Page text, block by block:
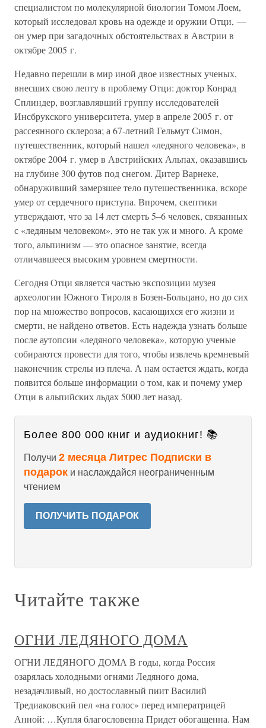
специалистом по молекулярной биологии Томом Лоем,
который исследовал кровь на одежде и оружии Отци, —
он умер при загадочных обстоятельствах в Австрии в
октябре 2005 г.
Недавно перешли в мир иной двое известных ученых,
внесших свою лепту в проблему Отци: доктор Конрад
Сплиндер, возглавлявший группу исследователей
Инсбрукского университета, умер в апреле 2005 г. от
рассеянного склероза; а 67-летний Гельмут Симон,
путешественник, который нашел «ледяного человека», в
октябре 2004 г. умер в Австрийских Альпах, оказавшись
на глубине 300 футов под снегом. Дитер Варнеке,
обнаруживший замерзшее тело путешественника, вскоре
умер от сердечного приступа. Впрочем, скептики
утверждают, что за 14 лет смерть 5–6 человек, связанных
с «ледяным человеком», это не так уж и много. А кроме
того, альпинизм — это опасное занятие, всегда
отличавшееся высоким уровнем смертности.
Сегодня Отци является частью экспозиции музея
археологии Южного Тироля в Бозен-Больцано, но до сих
пор на множество вопросов, касающихся его жизни и
смерти, не найдено ответов. Есть надежда узнать больше
после аутопсии «ледяного человека», которую ученые
собираются провести для того, чтобы извлечь кремневый
наконечник стрелы из плеча. А нам остается ждать, когда
появится больше информации о том, как и почему умер
Отци в альпийских льдах 5000 лет назад.
Более 800 000 книг и аудиокниг! 📚
Получи 2 месяца Литрес Подписки в
подарок и наслаждайся неограниченным
чтением
ПОЛУЧИТЬ ПОДАРОК
Читайте также
ОГНИ ЛЕДЯНОГО ДОМА
ОГНИ ЛЕДЯНОГО ДОМА В годы, когда Россия
озарялась холодными огнями Ледяного дома,
незадачливый, но достославный пиит Василий
Тредиаковский пел «на голос» перед императрицей
Анной: …Купля благословенна Придет обогащенна. Нам